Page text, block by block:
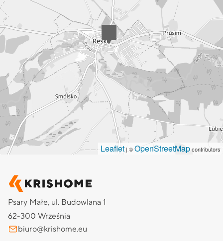
Leaflet | ©OpenStreetMapcontributors
Psary Małe, ul. Budowlana 1
62-300 Września
biuro@krishome.eu